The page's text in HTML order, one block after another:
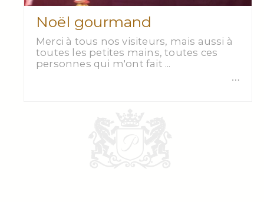
Noël gourmand
Merci à tous nos visiteurs, mais aussi à
toutes les petites mains, toutes ces
personnes qui m'ont fait ...
…